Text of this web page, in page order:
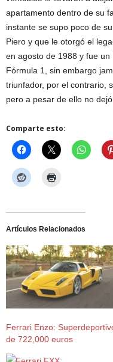
apartamento dentro de su
instante se supo poco de
Piero y que le otorgó el
en agosto de 1988 y fue
Fórmula 1, sin embargo
triunfador, por el contrario,
pero a pesar de ello no
Comparte esto:
Artículos Relacionados
Ferrari Enzo:
de 722,000 euros